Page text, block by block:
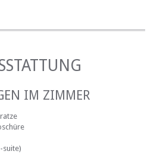
IM ZIMMER
suite)